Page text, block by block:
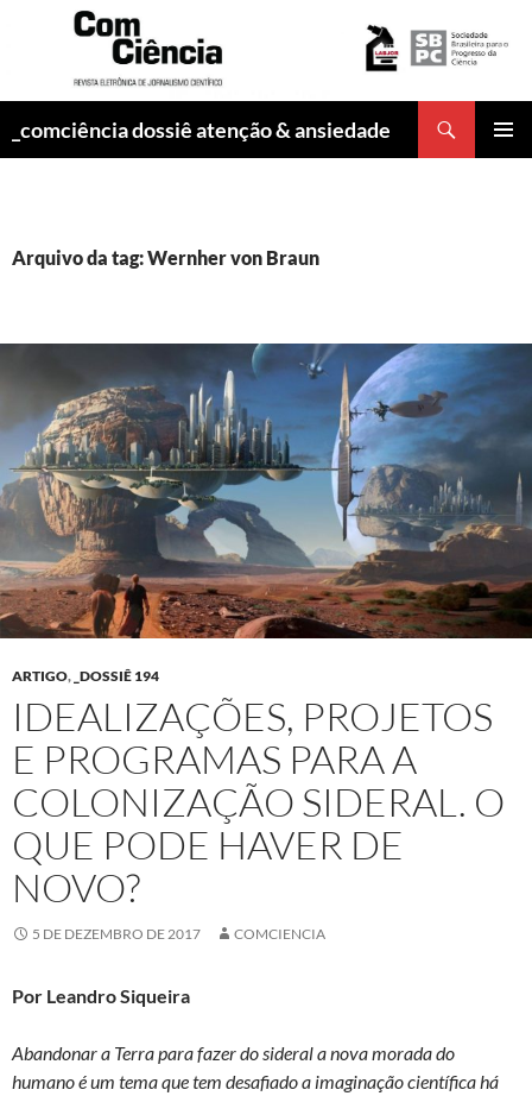
_comciência dossiê atenção & ansiedade
Arquivo da tag: Wernher von Braun
ARTIGO, _DOSSIÊ 194
IDEALIZAÇÕES, PROJETOS
E PROGRAMAS PARA A
COLONIZAÇÃO SIDERAL. O
QUE PODE HAVER DE
NOVO?
5 DE DEZEMBRO DE 2017 COMCIENCIA
Por Leandro Siqueira
Abandonar a Terra para fazer do sideral a nova morada do
humano é um tema que tem desafiado a imaginação científica há